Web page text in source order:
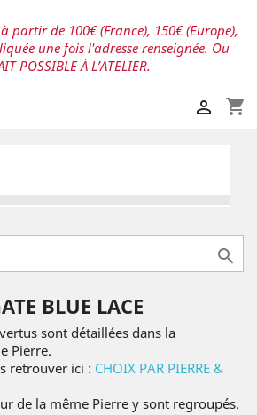
à partir de 100€ (France), 150€ (Europe),
une fois l'adresse renseignée. Ou
POSSIBLE À L’ATELIER.
shopping_cart


BLUE LACE
sont détaillées dans la
Pierre.
retrouver ici : CHOIX PAR PIERRE &
de la même Pierre y sont regroupés.